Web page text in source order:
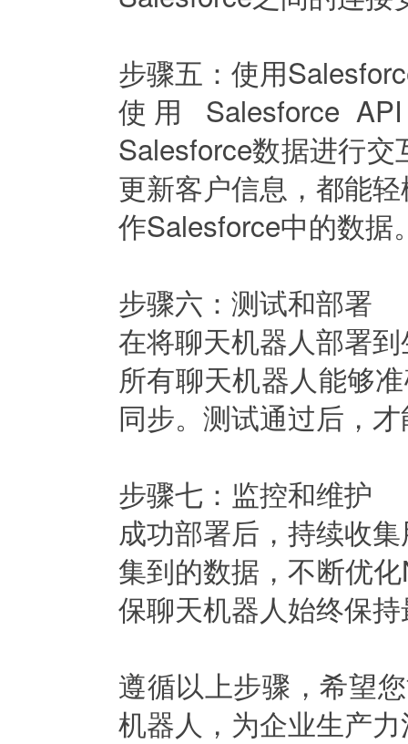
步骤五：使用
使用 Salesforce
Salesforce数据进行
更新客户信息，都能
作Salesforce中的数据
步骤六：测试和部署
在将聊天机器人部署
所有聊天机器人能够
同步。测试通过后，
步骤七：监控和维护
成功部署后，持续收
集到的数据，不断优
保聊天机器人始终保
遵循以上步骤，希望
机器人，为企业生产